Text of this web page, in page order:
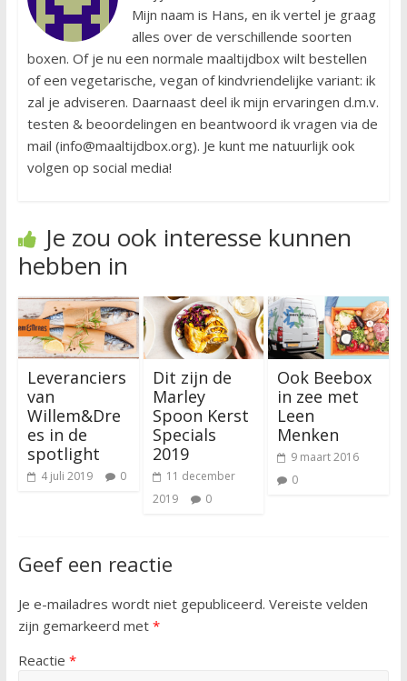
Mijn naam is Hans, en ik vertel je graag
alles over de verschillende soorten
boxen. Of je nu een normale maaltijdbox wilt bestellen
of een vegetarische, vegan of kindvriendelijke variant: ik
zal je adviseren. Daarnaast deel ik mijn ervaringen d.m.v.
testen & beoordelingen en beantwoord ik vragen via de
mail (info@maaltijdbox.org). Je kunt me natuurlijk ook
volgen op social media!
Je zou ook interesse kunnen
hebben in
Leveranciers
van
Willem&Dre
es in de
spotlight
4 juli 2019 0
Dit zijn de
Marley
Spoon Kerst
Specials
2019
11 december
2019
0
Ook Beebox
in zee met
Leen
Menken
9 maart 2016
0
Geef een reactie
Je e-mailadres wordt niet gepubliceerd. Vereiste velden
zijn gemarkeerd met *
Reactie *